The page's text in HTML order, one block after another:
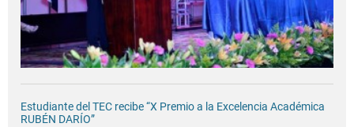
Estudiante del TEC recibe “X Premio a la Excelencia Académica
RUBÉN DARÍO”